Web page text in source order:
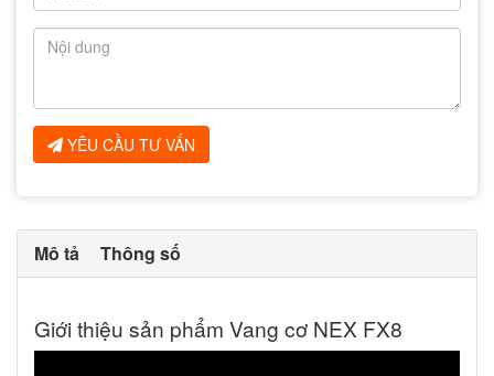
YÊU CẦU TƯ VẤN
Mô tả Thông số
Giới thiệu sản phẩm Vang cơ NEX FX8